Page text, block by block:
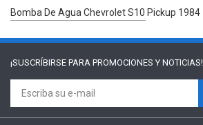
Bomba De Agua Chevrolet S10 Pickup 1984
¡SUSCRÍBIRSE PARA PROMOCIONES Y NOTICIAS!